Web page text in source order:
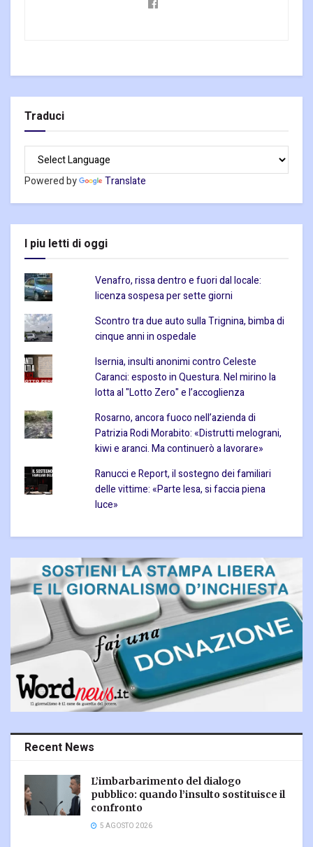
Traduci
Powered by Translate
I piu letti di oggi
Venafro, rissa dentro e fuori dal locale:
licenza sospesa per sette giorni
Scontro tra due auto sulla Trignina, bimba di
cinque anni in ospedale
Isernia, insulti anonimi contro Celeste
Caranci: esposto in Questura. Nel mirino la
lotta al "Lotto Zero" e l’accoglienza
Rosarno, ancora fuoco nell’azienda di
Patrizia Rodi Morabito: «Distrutti melograni,
kiwi e aranci. Ma continuerò a lavorare»
Ranucci e Report, il sostegno dei familiari
delle vittime: «Parte lesa, si faccia piena
luce»
Recent News
L’imbarbarimento del dialogo
pubblico: quando l’insulto sostituisce il
confronto
5 AGOSTO 2026